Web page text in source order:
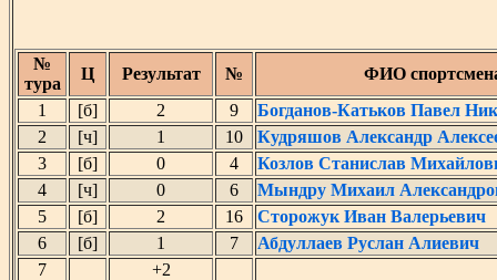
№
тура
Ц Результат №
ФИО
1
[б] 2 9
Богданов-Катьков Павел
2
[ч] 1 10
Кудряшов Александр
3
[б] 0 4
Козлов Станислав
4
[ч] 0 6
Мындру Михаил
5
[б] 2 16
Сторожук Иван Валерьевич
6
[б] 1 7
Абдуллаев Руслан Алиевич
7
+2